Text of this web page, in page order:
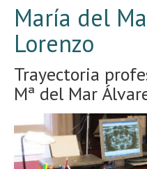
María del
Lorenzo
Trayectoria
Mª del Mar